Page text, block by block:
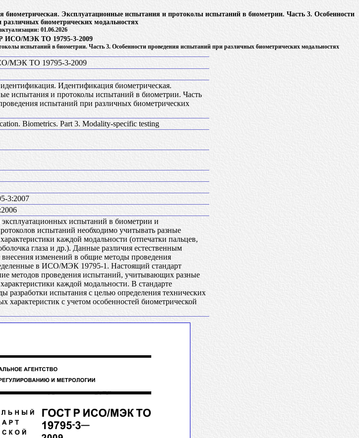
Эксплуатационные испытания и протоколы испытаний в биометрии. Часть 3. Особенности
биометрических модальностях
01.06.2026
ИСО/МЭК ТО 19795-3-2009
испытаний в биометрии. Часть 3. Особенности проведения испытаний при различных биометрических модальностях
МЭК ТО 19795-3-2009
Идентификация биометрическая.
испытания и протоколы испытаний в биометрии. Часть
испытаний при различных биометрических
Biometrics. Part 3. Modality-specific testing
3:2007
испытаний в биометрии и
испытаний необходимо учитывать разные
каждой модальности (отпечатки пальцев,
глаза и др.). Данные различия естественным
внесения изменений в общие методы проведения
в ИСО/МЭК 19795-1. Настоящий стандарт
методов проведения испытаний, учитывающих разные
каждой модальности. В стандарте
разработки испытания с целью определения технических
характеристик с учетом особенностей биометрической